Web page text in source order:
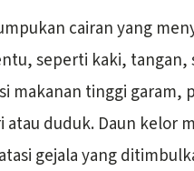
cairan yang
seperti kaki, tangan,
makanan tinggi
duduk. Daun kelor
gejala yang